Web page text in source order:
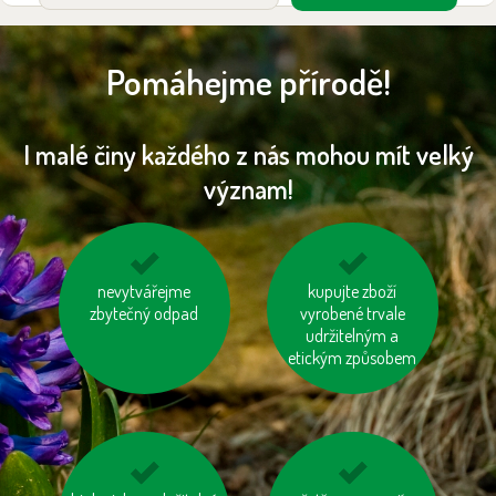
Pomáhejme přírodě!
I malé činy každého z nás mohou mít velký
význam!
nevytvářejme
zbytečný odpad
topme správně
kupujte zboží
vyrobené trvale
udržitelným a
etickým způsobem
mysleme na „skrytou
vodu“ ve výrobcích